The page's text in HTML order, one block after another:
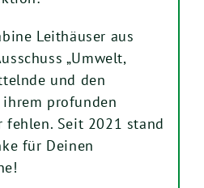
Leithäuser aus
„Umwelt,
und den
profunden
fehlen. Seit 2021 stand
für Deinen